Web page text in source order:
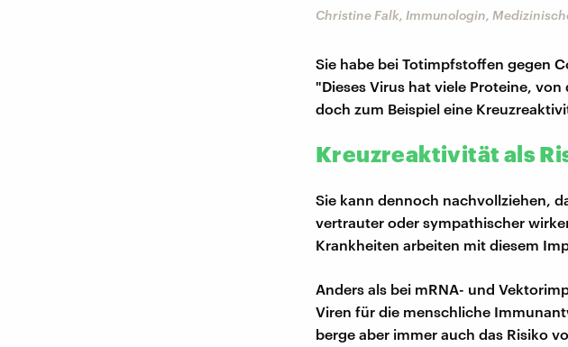
Christine Falk, Immunologin,
Sie habe bei Totimpfstoffen gegen
"Dieses Virus hat viele Proteine,
doch zum Beispiel eine
Kreuzreaktivität als
Sie kann dennoch nachvollziehen,
vertrauter oder sympathischer
Krankheiten arbeiten mit diesem
Anders als bei mRNA- und
Viren für die menschliche
berge aber immer auch das Risiko